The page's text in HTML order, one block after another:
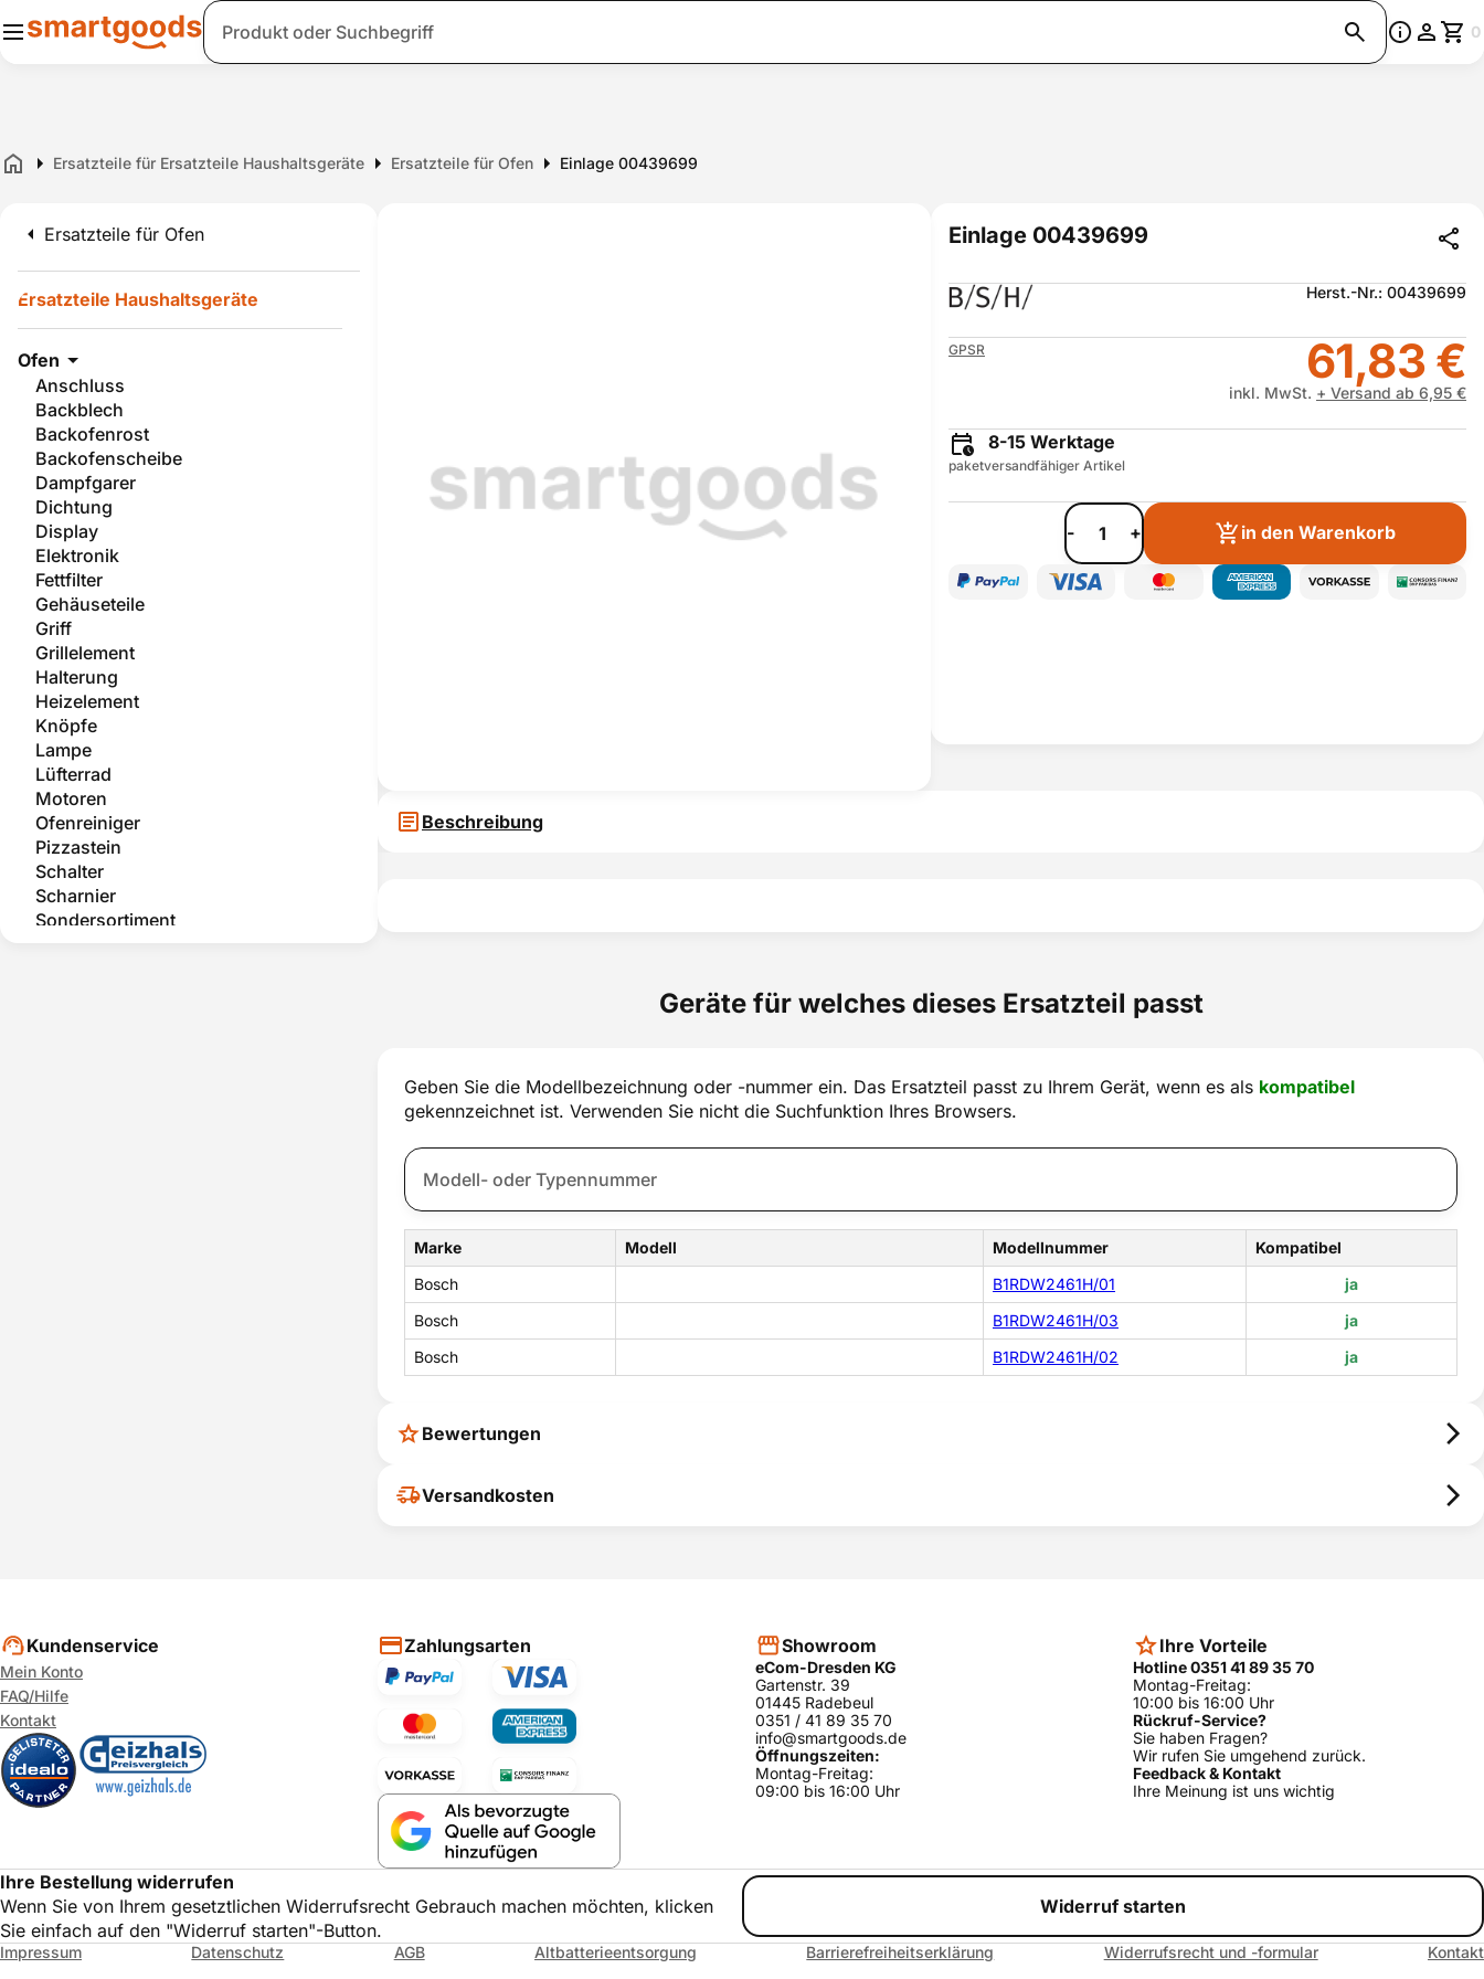
Suche 0
Home Ersatzteile für Ersatzteile Haushaltsgeräte Ersatzteile für Ofen Einlage 00439699
Ersatzteile für Ofen
Ersatzteile Haushaltsgeräte
Ofen
Anschluss
Backblech
Backofenrost
Backofenscheibe
Dampfgarer
Dichtung
Display
Elektronik
Fettfilter
Gehäuseteile
Griff
Grillelement
Halterung
Heizelement
Knöpfe
Lampe
Lüfterrad
Motoren
Ofenreiniger
Pizzastein
Schalter
Scharnier
Sondersortiment
Einlage 00439699
Herst.-Nr.: 00439699
GPSR 61,83 €
inkl. MwSt. + Versand ab 6,95 €
8-15 Werktage
paketversandfähiger Artikel
- + in den Warenkorb
Beschreibung
Geräte für welches dieses Ersatzteil passt
Geben Sie die Modellbezeichnung oder -nummer ein. Das Ersatzteil passt zu Ihrem Gerät, wenn es als kompatibel
gekennzeichnet ist. Verwenden Sie nicht die Suchfunktion Ihres Browsers.
Marke Modell Modellnummer
Kompatibel
Bosch
B1RDW2461H/01
ja
Bosch
B1RDW2461H/03
ja
Bosch
B1RDW2461H/02 ja
Bewertungen
Ihr Feedback hilft uns, uns ständig zu
Versandkosten
Kundenservice
Mein Konto
FAQ/Hilfe
Kontakt
Zahlungsarten Showroom
eCom-Dresden KG
Gartenstr. 39
01445 Radebeul
0351 / 41 89 35 70
info@smartgoods.de
Öffnungszeiten:
Montag-Freitag:
09:00 bis 16:00 Uhr
Ihre Vorteile
Hotline 0351 41 89 35 70
Montag-Freitag:
10:00 bis 16:00 Uhr
Rückruf-Service?
Sie haben Fragen?
Wir rufen Sie umgehend zurück.
Feedback & Kontakt
Ihre Meinung ist uns wichtig
Ihre Bestellung widerrufen
Wenn Sie von Ihrem gesetztlichen Widerrufsrecht Gebrauch machen möchten, klicken
Sie einfach auf den "Widerruf starten"-Button.
Widerruf starten
Impressum Datenschutz AGB Altbatterieentsorgung Barrierefreiheitserklärung Widerrufsrecht und -formular Kontakt